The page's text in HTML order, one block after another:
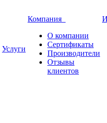
Услуги
Компания
О компании
Сертификаты
Производители
Отзывы
клиентов